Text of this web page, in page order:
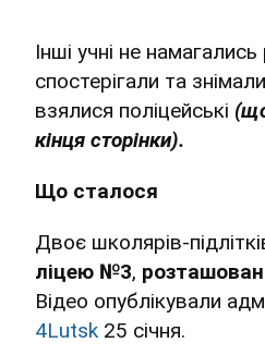
Інші учні не
спостерігали та
взялися поліцейські
кінця сторінки).
Що сталося
Двоє школярів-
ліцею №3,
Відео опублікували
4Lutsk 25 січня.